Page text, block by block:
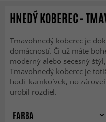
Produkt bol
HNEDÝ KOBEREC -
Tmavohnedý koberec je
domácností. Či už máte
moderný alebo secesný
Tmavohnedý koberec je
hodil kamkoľvek, no
urobil rozdiel.
FARBA